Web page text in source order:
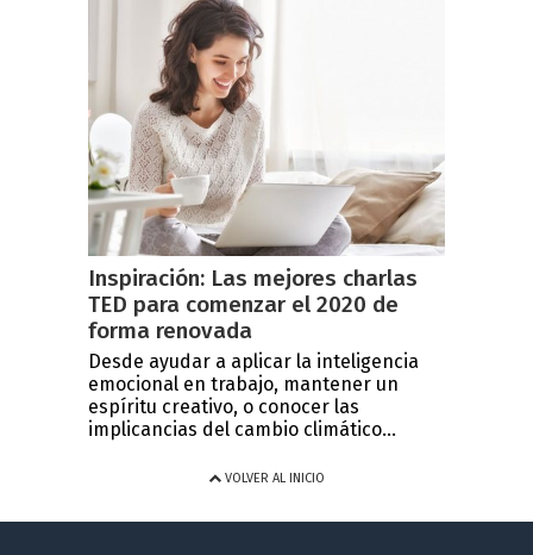
Inspiración: Las mejores charlas
TED para comenzar el 2020 de
forma renovada
Desde ayudar a aplicar la inteligencia
emocional en trabajo, mantener un
espíritu creativo, o conocer las
implicancias del cambio climático...
VOLVER AL INICIO